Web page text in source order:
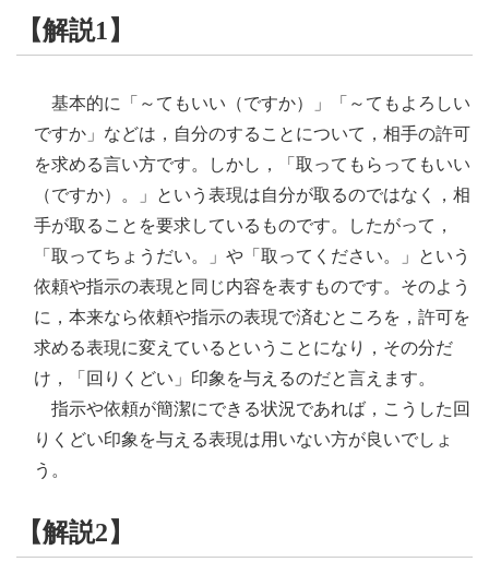
【解説1】
基本的に「～てもいい（ですか）」「～てもよろしい
ですか」などは，自分のすることについて，相手の許可
を求める言い方です。しかし，「取ってもらってもいい
（ですか）。」という表現は自分が取るのではなく，相
手が取ることを要求しているものです。したがって，
「取ってちょうだい。」や「取ってください。」という
依頼や指示の表現と同じ内容を表すものです。そのよう
に，本来なら依頼や指示の表現で済むところを，許可を
求める表現に変えているということになり，その分だ
け，「回りくどい」印象を与えるのだと言えます。
指示や依頼が簡潔にできる状況であれば，こうした回
りくどい印象を与える表現は用いない方が良いでしょ
う。
【解説2】